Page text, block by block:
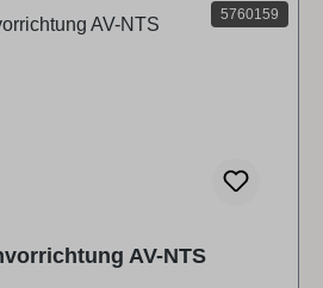
5760159
AV-NTS